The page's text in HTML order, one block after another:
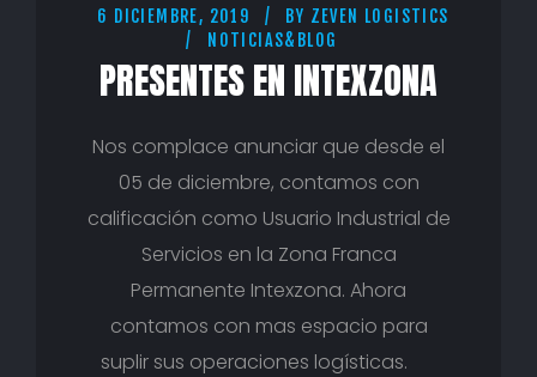
6 DICIEMBRE, 2019 BY ZEVEN LOGISTICS
NOTICIAS&BLOG
PRESENTES EN INTEXZONA
Nos complace anunciar que desde el
05 de diciembre, contamos con
calificación como Usuario Industrial de
Servicios en la Zona Franca
Permanente Intexzona. Ahora
contamos con mas espacio para
suplir sus operaciones logísticas.